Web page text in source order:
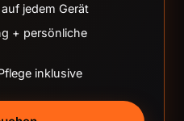
jedem Gerät
+ persönliche
inklusive